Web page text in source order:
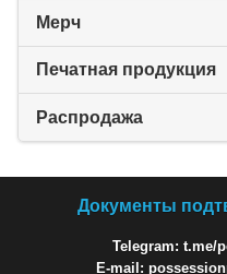
Мерч
Печатная продукция
Распродажа
Документы
Telegram: t.me/
E-mail: